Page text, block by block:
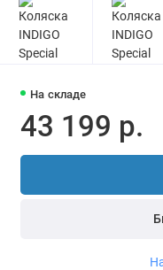
На складе
43 199 р.